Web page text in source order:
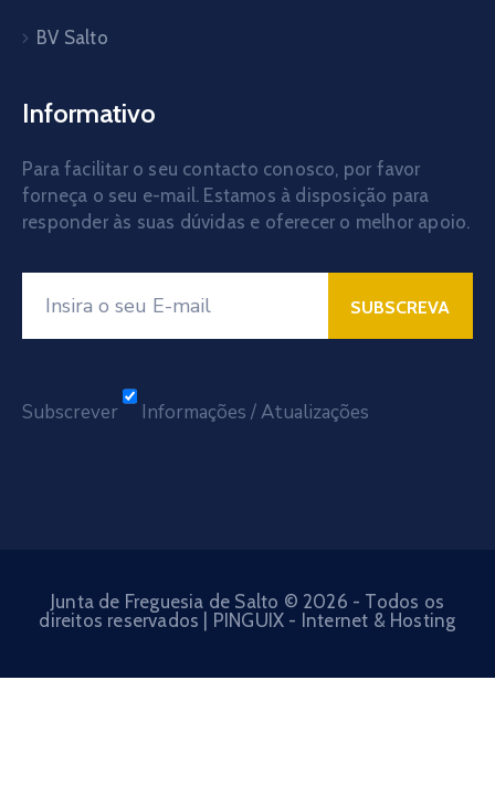
BV Salto
Informativo
Para facilitar o seu contacto conosco, por favor
forneça o seu e-mail. Estamos à disposição para
responder às suas dúvidas e oferecer o melhor apoio.
Subscrever Informações / Atualizações
Junta de Freguesia de Salto © 2026 - Todos os
direitos reservados | PINGUIX - Internet & Hosting